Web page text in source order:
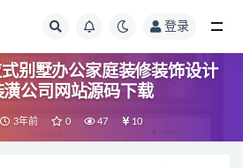
登录
别墅办公家庭装修装饰设计
公司网站源码下载
3年前 0 47 10